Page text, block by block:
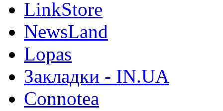
LinkStore
NewsLand
Lopas
Закладки - IN.UA
Connotea